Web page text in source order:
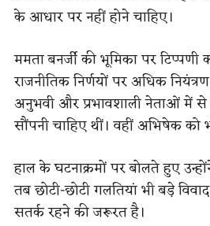
के आधार पर नहीं होने चाहिए।
ममता बनर्जी की भूमिका पर
राजनीतिक निर्णयों पर अधिक
अनुभवी और प्रभावशाली नेताओं में से
सौंपनी चाहिए थीं। वहीं अभिषेक
हाल के घटनाक्रमों पर बोलते हुए
तब छोटी-छोटी गलतियां भी बड़े
सतर्क रहने की जरूरत है।